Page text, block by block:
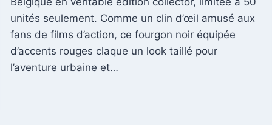
unités seulement. Comme un clin d’œil amusé aux
fans de films d’action, ce fourgon noir équipée
d’accents rouges claque un look taillé pour
l’aventure urbaine et…